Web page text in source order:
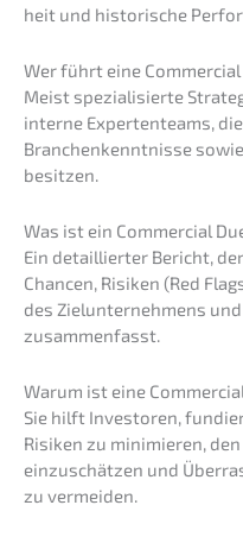
heit und histo­ri­sche
Wer führt eine
Meist spezia­li­sier­te
inter­ne Exper­ten­teams,
Branchen­kennt­nis­se
besitzen.
Was ist ein Commer­cial
Ein detail­lier­ter Bericht,
Chancen, Risiken (Red
des Zielun­ter­neh­mens
zusammenfasst.
Warum ist eine
Sie hilft Inves­to­ren,
Risiken zu minimie­ren,
einzu­schät­zen und
zu vermeiden.